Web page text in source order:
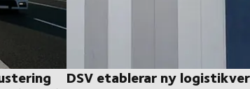
DSV etablerar ny